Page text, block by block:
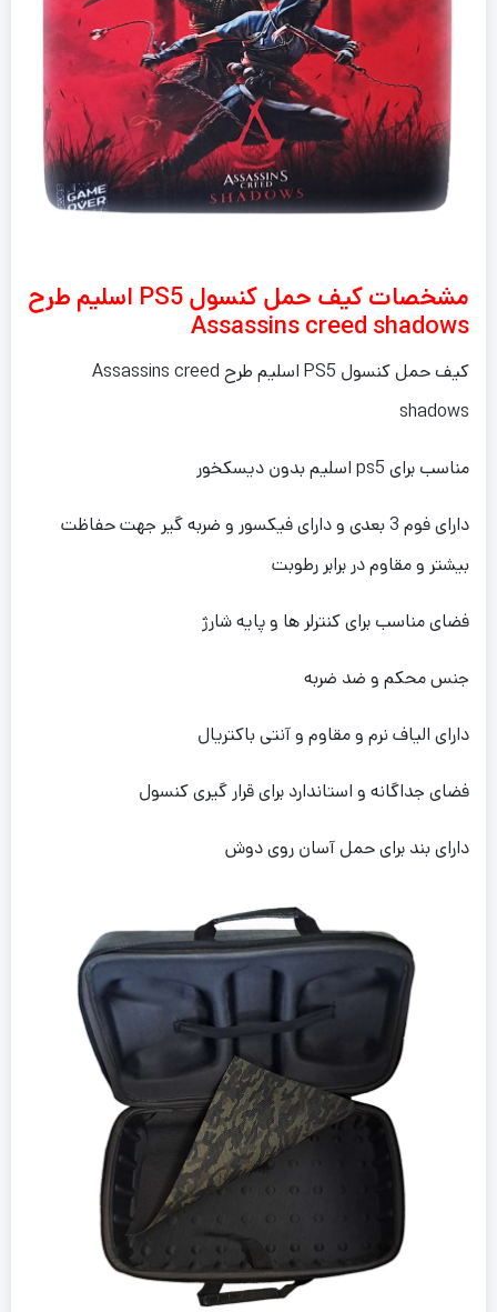
مشخصات کیف حمل کنسول
PS5 اسلیم طرح
Assassins creed shadows
کیف حمل کنسول PS5 اسلیم طرح Assassins creed
shadows
مناسب برای ps5 اسلیم بدون دیسکخور
دارای فوم 3 بعدی و دارای فیکسور و ضربه گیر جهت حفاظت
بیشتر و مقاوم در برابر رطوبت
فضای مناسب برای کنترلر ها و پایه شارژ
جنس محکم و ضد ضربه
دارای الیاف نرم و مقاوم و آنتی باکتریال
فضای جداگانه و استاندارد برای قرار گیری کنسول
دارای بند برای حمل آسان روی دوش